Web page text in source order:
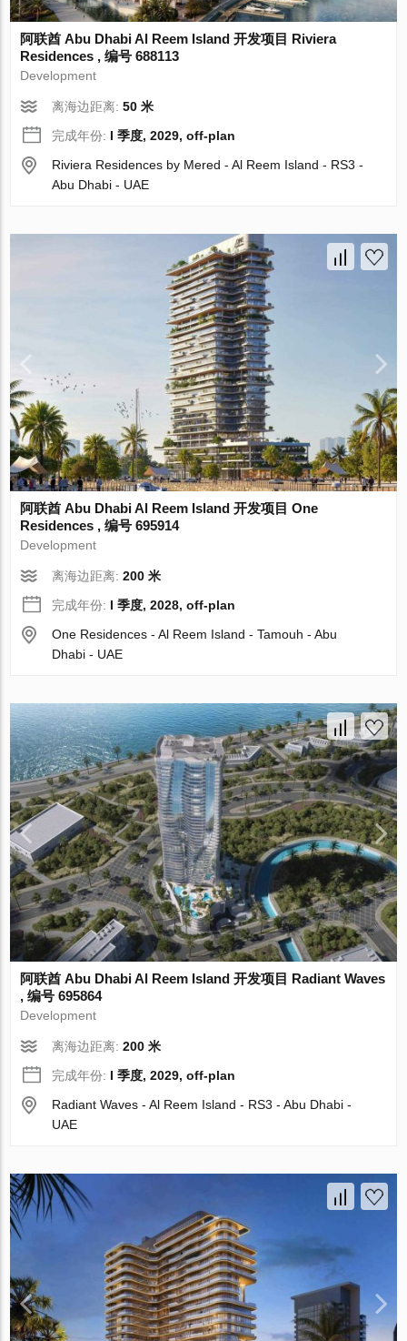
阿联酋 Abu Dhabi Al Reem Island 开发项目 Riviera
Residences , 编号 688113
Development
离海边距离:50 米
完成年份: I 季度, 2029, off-plan
Riviera Residences by Mered - Al Reem Island - RS3 -
Abu Dhabi - UAE
阿联酋 Abu Dhabi Al Reem Island 开发项目 One
Residences , 编号 695914
Development
离海边距离:200 米
完成年份: I 季度, 2028, off-plan
One Residences - Al Reem Island - Tamouh - Abu
Dhabi - UAE
阿联酋 Abu Dhabi Al Reem Island 开发项目 Radiant Waves
, 编号 695864
Development
离海边距离:200 米
完成年份: I 季度, 2029, off-plan
Radiant Waves - Al Reem Island - RS3 - Abu Dhabi -
UAE